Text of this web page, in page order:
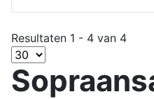
Resultaten 1 - 4 van 4